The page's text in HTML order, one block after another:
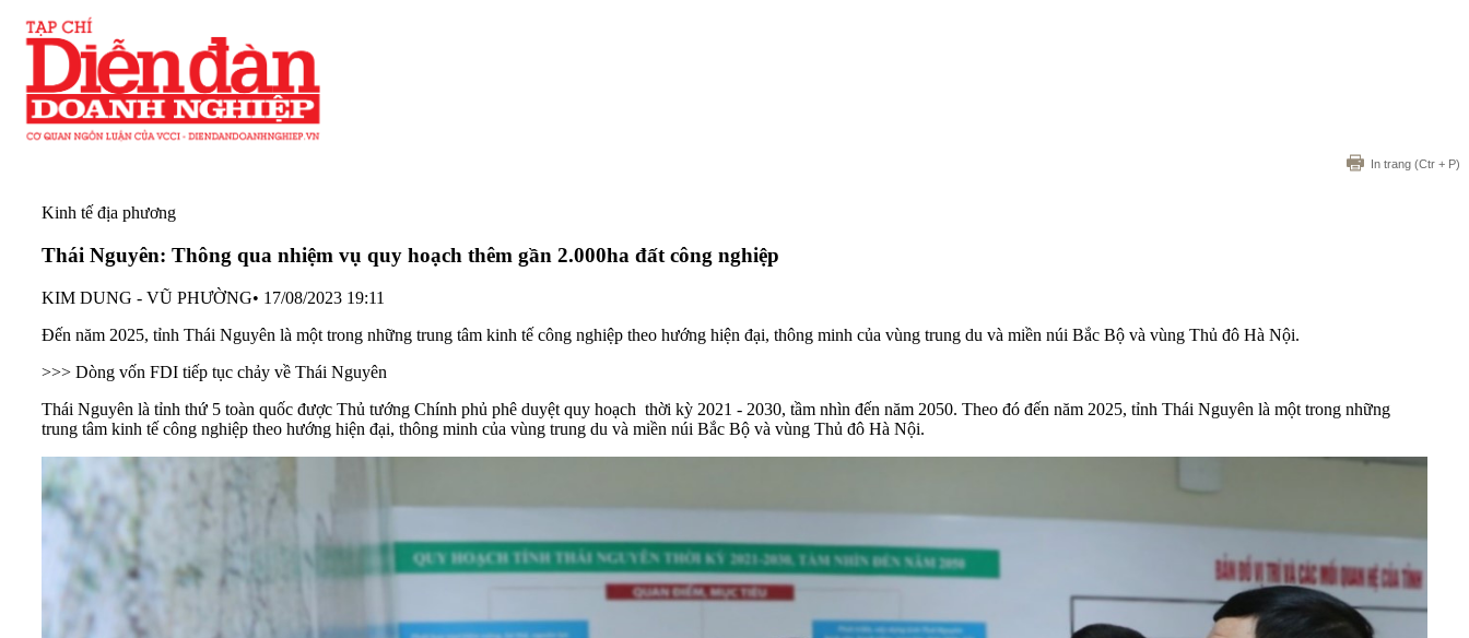
In trang (Ctr + P)
Kinh tế địa phương
Thái Nguyên: Thông qua nhiệm vụ quy hoạch thêm gần 2.000ha đất công nghiệp
KIM DUNG - VŨ PHƯỜNG• 17/08/2023 19:11
Đến năm 2025, tỉnh Thái Nguyên là một trong những trung tâm kinh tế công nghiệp theo hướng hiện đại, thông minh của vùng trung du và miền núi Bắc Bộ và vùng Thủ đô Hà Nội.
>>> Dòng vốn FDI tiếp tục chảy về Thái Nguyên
Thái Nguyên là tỉnh thứ 5 toàn quốc được Thủ tướng Chính phủ phê duyệt quy hoạch thời kỳ 2021 - 2030, tầm nhìn đến năm 2050. Theo đó đến năm 2025, tỉnh Thái Nguyên là một trong những
trung tâm kinh tế công nghiệp theo hướng hiện đại, thông minh của vùng trung du và miền núi Bắc Bộ và vùng Thủ đô Hà Nội.